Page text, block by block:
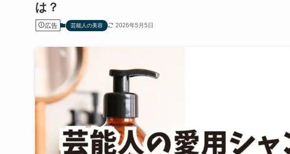
は？
広告 芸能人の美容 2026年5月5日